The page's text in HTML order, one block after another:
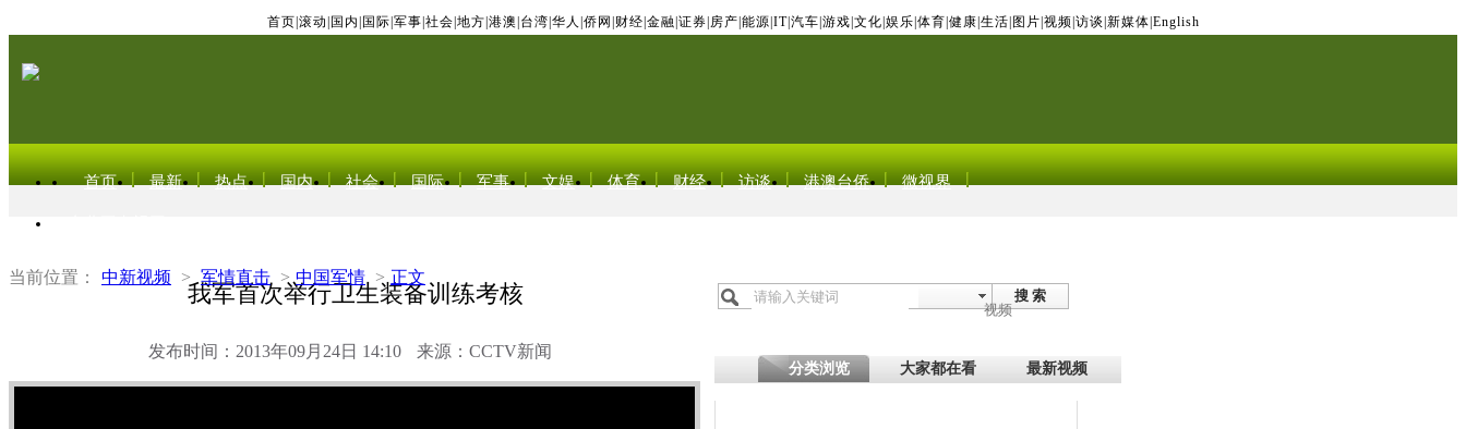
首页 滚动 国内 国际 军事 社会 地方 港澳 台湾 华人 侨网 财经 金融 证券 房产 能源 IT| 汽车 游戏 文化 娱乐 体育 健康 生活 图片 视频 访谈 新媒体 English
首页 最新 热点 国内 社会 国际 军事 文娱 体育 财经 访谈 港澳台侨 微视界
当前位置： 中新视频 > 军情直击 > 中国军情 > 正文
我军首次举行卫生装备训练考核
发布时间：2013年09月24日 14:10 来源：CCTV新闻
搜 索
视频
分类浏览 大家都在看 最新视频